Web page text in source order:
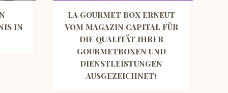
IN
LA GOURMET BOX ERNEUT
VOM MAGAZIN CAPITAL FÜR
DIE QUALITÄT IHRER
GOURMETBOXEN UND
DIENSTLEISTUNGEN
AUSGEZEICHNET!